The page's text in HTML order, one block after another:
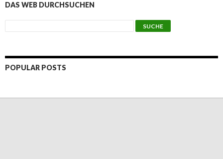
DAS WEB DURCHSUCHEN
POPULAR POSTS